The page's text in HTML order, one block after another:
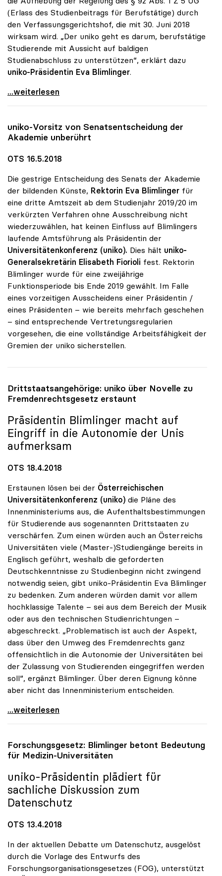
(Erlass des Studienbeitrags für Berufstätige) durch
den Verfassungsgerichtshof, die mit 30. Juni 2018
wirksam wird. „Der uniko geht es darum, berufstätige
Studierende mit Aussicht auf baldigen
Studienabschluss zu unterstützen“, erklärt dazu
uniko-Präsidentin Eva Blimlinger.
uniko-Empfehlung zu Studienbeiträgen von
...weiterlesen
uniko-Vorsitz von Senatsentscheidung der
Akademie unberührt
OTS 16.5.2018
Die gestrige Entscheidung des Senats der Akademie
der bildenden Künste, Rektorin Eva Blimlinger für
eine dritte Amtszeit ab dem Studienjahr 2019/20 im
verkürzten Verfahren ohne Ausschreibung nicht
wiederzuwählen, hat keinen Einfluss auf Blimlingers
laufende Amtsführung als Präsidentin der
Universitätenkonferenz (uniko). Dies hält uniko-
Generalsekretärin Elisabeth Fiorioli fest. Rektorin
Blimlinger wurde für eine zweijährige
Funktionsperiode bis Ende 2019 gewählt. Im Falle
eines vorzeitigen Ausscheidens einer Präsidentin /
eines Präsidenten – wie bereits mehrfach geschehen
– sind entsprechende Vertretungsregularien
vorgesehen, die eine vollständige Arbeitsfähigkeit der
Gremien der uniko sicherstellen.
Drittstaatsangehörige: uniko über Novelle zu
Fremdenrechtsgesetz erstaunt
Präsidentin Blimlinger macht auf
Eingriff in die Autonomie der Unis
aufmerksam
OTS 18.4.2018
Erstaunen lösen bei der Österreichischen
Universitätenkonferenz (uniko) die Pläne des
Innenministeriums aus, die Aufenthaltsbestimmungen
für Studierende aus sogenannten Drittstaaten zu
verschärfen. Zum einen würden auch an Österreichs
Universitäten viele (Master-)Studiengänge bereits in
Englisch geführt, weshalb die geforderten
Deutschkenntnisse zu Studienbeginn nicht zwingend
notwendig seien, gibt uniko-Präsidentin Eva Blimlinger
zu bedenken. Zum anderen würden damit vor allem
hochklassige Talente – sei aus dem Bereich der Musik
oder aus den technischen Studienrichtungen –
abgeschreckt. „Problematisch ist auch der Aspekt,
dass über den Umweg des Fremdenrechts ganz
offensichtlich in die Autonomie der Universitäten bei
der Zulassung von Studierenden eingegriffen werden
soll“, ergänzt Blimlinger. Über deren Eignung könne
aber nicht das Innenministerium entscheiden.
Drittstaatsangehörige: uniko über Novelle zu
...weiterlesen
Forschungsgesetz: Blimlinger betont Bedeutung
für Medizin-Universitäten
uniko-Präsidentin plädiert für
sachliche Diskussion zum
Datenschutz
OTS 13.4.2018
In der aktuellen Debatte um Datenschutz, ausgelöst
durch die Vorlage des Entwurfs des
Forschungsorganisationsgesetzes (FOG), unterstützt